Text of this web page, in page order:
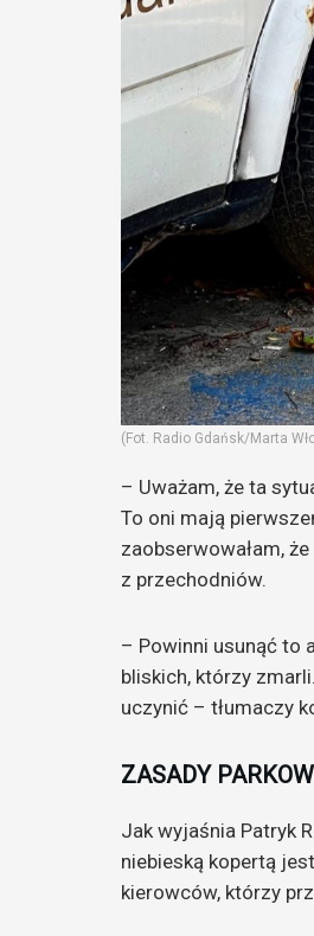
(Fot. Radio Gdańsk/Marta
– Uważam, że ta
To oni mają
zaobserwowałam,
z przechodniów.
– Powinni usunąć to
bliskich, którzy
uczynić – tłumaczy
ZASADY
Jak wyjaśnia Patryk
niebieską kopertą
kierowców, którzy